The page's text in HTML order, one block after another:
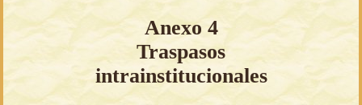
Anexo 4
Traspasos
intrainstitucionales